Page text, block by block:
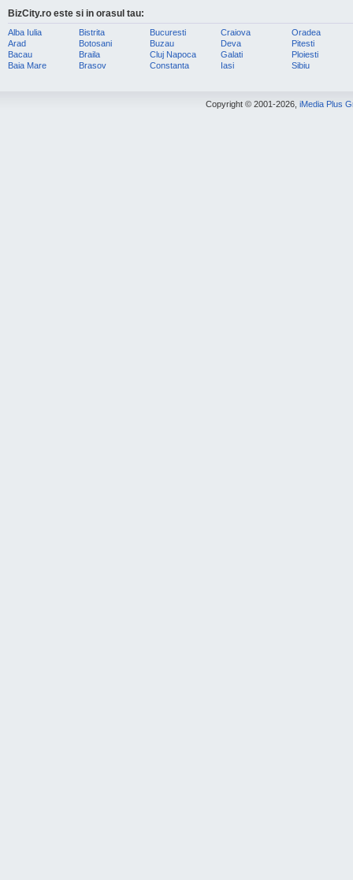
BizCity.ro este si in orasul tau:
Alba Iulia
Arad
Bacau
Baia Mare
Bistrita
Botosani
Braila
Brasov
Bucuresti
Buzau
Cluj Napoca
Constanta
Craiova
Deva
Galati
Iasi
Oradea
Pitesti
Ploiesti
Sibiu
Copyright © 2001-2026, iMedia Plus